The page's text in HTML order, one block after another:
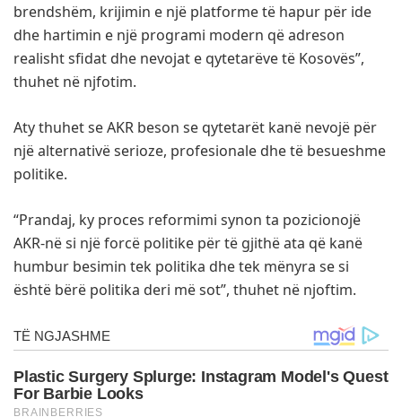
brendshëm, krijimin e një platforme të hapur për ide
dhe hartimin e një programi modern që adreson
realisht sfidat dhe nevojat e qytetarëve të Kosovës”,
thuhet në njfotim.
Aty thuhet se AKR beson se qytetarët kanë nevojë për
një alternativë serioze, profesionale dhe të besueshme
politike.
“Prandaj, ky proces reformimi synon ta pozicionojë
AKR-në si një forcë politike për të gjithë ata që kanë
humbur besimin tek politika dhe tek mënyra se si
është bërë politika deri më sot”, thuhet në njoftim.